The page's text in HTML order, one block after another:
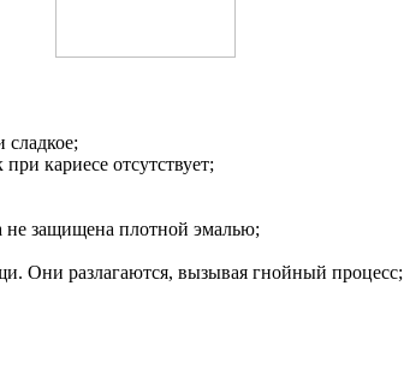
сладкое;
кариесе отсутствует;
не защищена плотной эмалью;
Они разлагаются, вызывая гнойный процесс;